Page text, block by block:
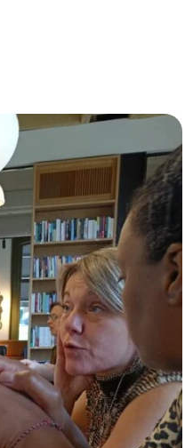
vergroenen, SDG >
participatie,